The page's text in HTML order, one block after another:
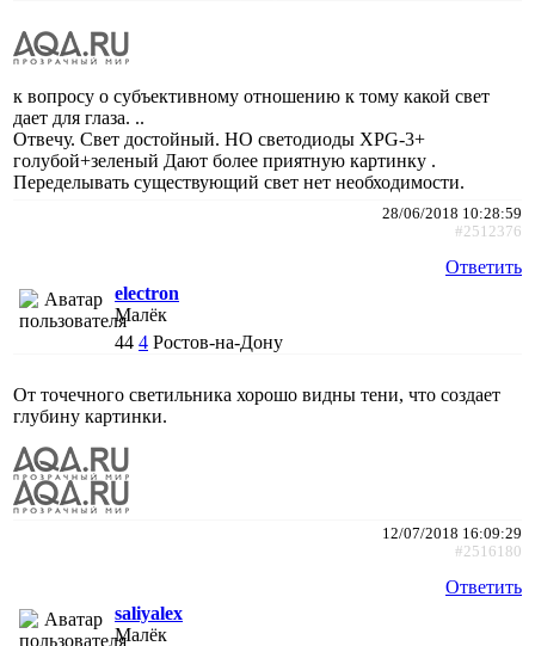
к вопросу о субъективному отношению к тому какой свет
дает для глаза. ..
Отвечу. Свет достойный. НО светодиоды XPG-3+
голубой+зеленый Дают более приятную картинку .
Переделывать существующий свет нет необходимости.
28/06/2018 10:28:59
#2512376
Ответить
electron
Малёк
44 4 Ростов-на-Дону
От точечного светильника хорошо видны тени, что создает
глубину картинки.
12/07/2018 16:09:29
#2516180
Ответить
saliyalex
Малёк